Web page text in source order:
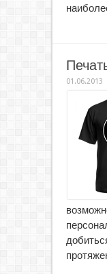
01.06.2013